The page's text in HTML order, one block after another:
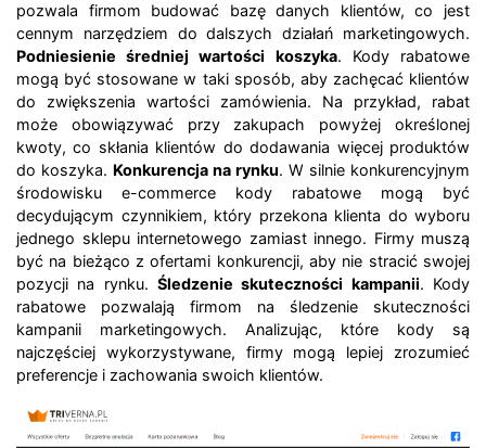
pozwala firmom budować bazę danych klientów, co jest
cennym narzędziem do dalszych działań marketingowych.
Podniesienie średniej wartości koszyka. Kody rabatowe
mogą być stosowane w taki sposób, aby zachęcać klientów
do zwiększenia wartości zamówienia. Na przykład, rabat
może obowiązywać przy zakupach powyżej określonej
kwoty, co skłania klientów do dodawania więcej produktów
do koszyka. Konkurencja na rynku. W silnie konkurencyjnym
środowisku e-commerce kody rabatowe mogą być
decydującym czynnikiem, który przekona klienta do wyboru
jednego sklepu internetowego zamiast innego. Firmy muszą
być na bieżąco z ofertami konkurencji, aby nie stracić swojej
pozycji na rynku. Śledzenie skuteczności kampanii. Kody
rabatowe pozwalają firmom na śledzenie skuteczności
kampanii marketingowych. Analizując, które kody są
najczęściej wykorzystywane, firmy mogą lepiej zrozumieć
preferencje i zachowania swoich klientów.